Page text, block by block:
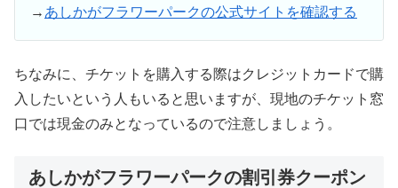
→ あしかがフラワーパークの公式サイトを確認する
ちなみに、チケットを購入する際はクレジットカードで購
入したいという人もいると思いますが、現地のチケット窓
口では現金のみとなっているので注意しましょう。
あしかがフラワーパークの割引券クーポン